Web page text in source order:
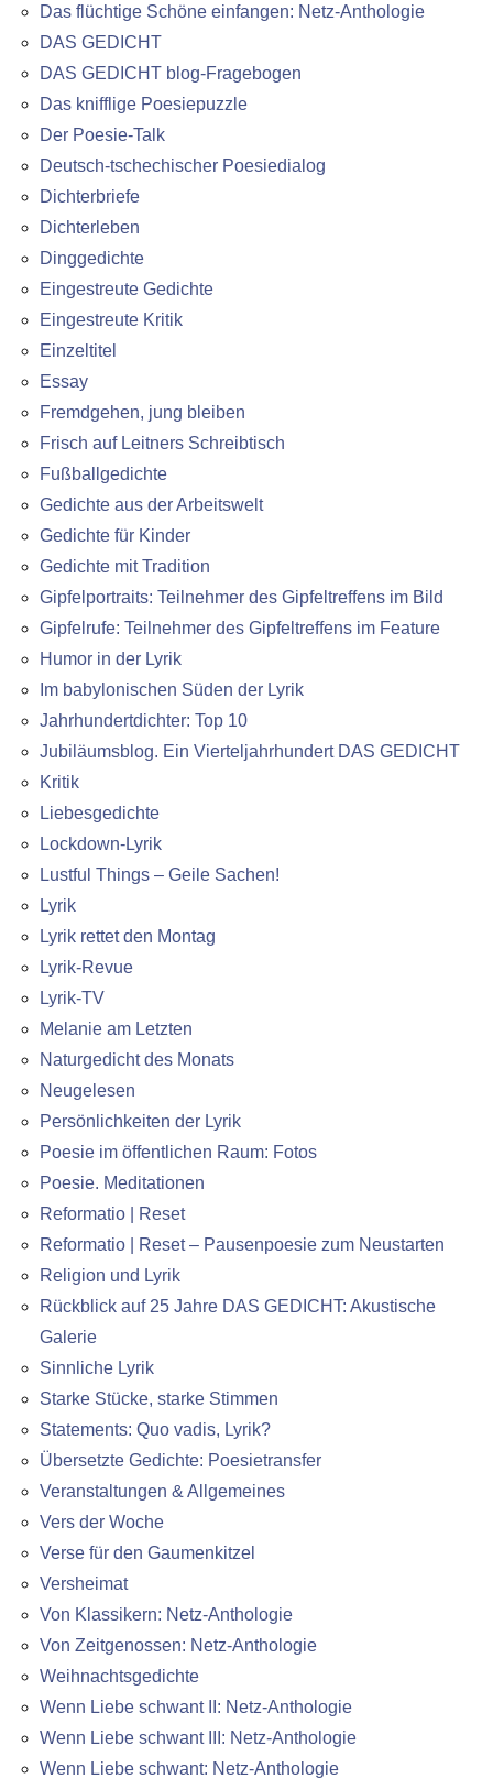
Das flüchtige Schöne einfangen: Netz-Anthologie
DAS GEDICHT
DAS GEDICHT blog-Fragebogen
Das knifflige Poesiepuzzle
Der Poesie-Talk
Deutsch-tschechischer Poesiedialog
Dichterbriefe
Dichterleben
Dinggedichte
Eingestreute Gedichte
Eingestreute Kritik
Einzeltitel
Essay
Fremdgehen, jung bleiben
Frisch auf Leitners Schreibtisch
Fußballgedichte
Gedichte aus der Arbeitswelt
Gedichte für Kinder
Gedichte mit Tradition
Gipfelportraits: Teilnehmer des Gipfeltreffens im Bild
Gipfelrufe: Teilnehmer des Gipfeltreffens im Feature
Humor in der Lyrik
Im babylonischen Süden der Lyrik
Jahrhundertdichter: Top 10
Jubiläumsblog. Ein Vierteljahrhundert DAS GEDICHT
Kritik
Liebesgedichte
Lockdown-Lyrik
Lustful Things – Geile Sachen!
Lyrik
Lyrik rettet den Montag
Lyrik-Revue
Lyrik-TV
Melanie am Letzten
Naturgedicht des Monats
Neugelesen
Persönlichkeiten der Lyrik
Poesie im öffentlichen Raum: Fotos
Poesie. Meditationen
Reformatio | Reset
Reformatio | Reset – Pausenpoesie zum Neustarten
Religion und Lyrik
Rückblick auf 25 Jahre DAS GEDICHT: Akustische
Galerie
Sinnliche Lyrik
Starke Stücke, starke Stimmen
Statements: Quo vadis, Lyrik?
Übersetzte Gedichte: Poesietransfer
Veranstaltungen & Allgemeines
Vers der Woche
Verse für den Gaumenkitzel
Versheimat
Von Klassikern: Netz-Anthologie
Von Zeitgenossen: Netz-Anthologie
Weihnachtsgedichte
Wenn Liebe schwant II: Netz-Anthologie
Wenn Liebe schwant III: Netz-Anthologie
Wenn Liebe schwant: Netz-Anthologie